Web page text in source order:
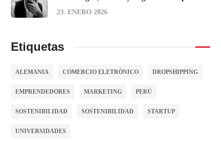
23. ENERO 2026
Etiquetas
ALEMANIA COMERCIO ELETRÓNICO DROPSHIPPING
EMPRENDEDORES MARKETING PERÚ
SOSTENIBILIDAD SOSTENIBILIDAD STARTUP
UNIVERSIDADES